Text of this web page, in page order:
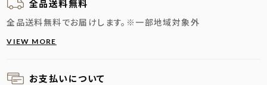
全品送料無料
全品送料無料でお届けします。 ※一部地域対象外
VIEW MORE
お支払いについて